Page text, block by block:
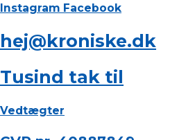
Instagram Facebook
hej@kroniske.dk
Tusind tak til
Vedtægter